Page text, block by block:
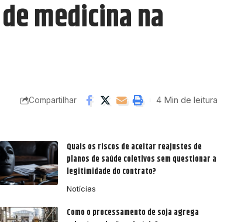
medicina na
Compartilhar 4 Min de leitura
Quais os riscos de aceitar reajustes de
planos de saúde coletivos sem questionar a
legitimidade do contrato?
Notícias
Como o processamento de soja agrega